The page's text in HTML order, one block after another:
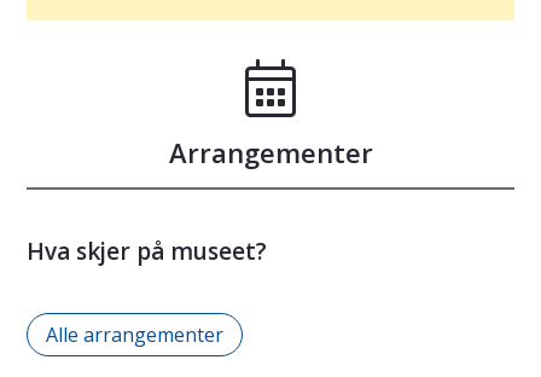
Arrangementer
Hva skjer på museet?
Alle arrangementer